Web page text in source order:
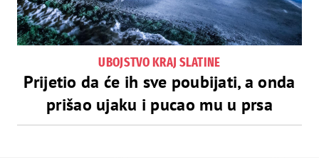
UBOJSTVO KRAJ SLATINE
Prijetio da će ih sve poubijati, a onda
prišao ujaku i pucao mu u prsa